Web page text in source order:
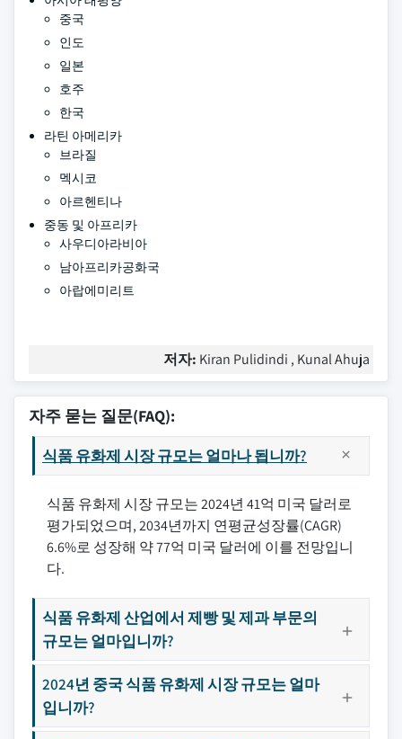
중국
인도
일본
호주
한국
라틴 아메리카
브라질
멕시코
아르헨티나
중동 및 아프리카
사우디아라비아
남아프리카공화국
아랍에미리트
저자: Kiran Pulidindi , Kunal Ahuja
자주 묻는 질문(FAQ):
식품 유화제 시장 규모는 얼마나 됩니까?
식품 유화제 시장 규모는 2024년 41억 미국 달러로
평가되었으며, 2034년까지 연평균성장률(CAGR)
6.6%로 성장해 약 77억 미국 달러에 이를 전망입니
다.
식품 유화제 산업에서 제빵 및 제과 부문의
규모는 얼마입니까?
2024년 중국 식품 유화제 시장 규모는 얼마
입니까?